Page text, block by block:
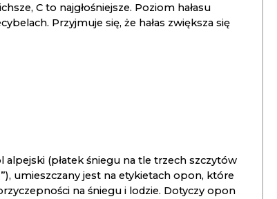
C to najgłośniejsze. Poziom hałasu
Przyjmuje się, że hałas zwiększa się
alpejski (płatek śniegu na tle trzech szczytów
umieszczany jest na etykietach opon, które
na śniegu i lodzie. Dotyczy opon